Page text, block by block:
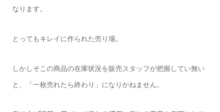
なります。
とってもキレイに作られた売り場。
しかしそこの商品の在庫状況を販売スタッフが把握してい無い
と、「一枚売れたら終わり」になりかねません。